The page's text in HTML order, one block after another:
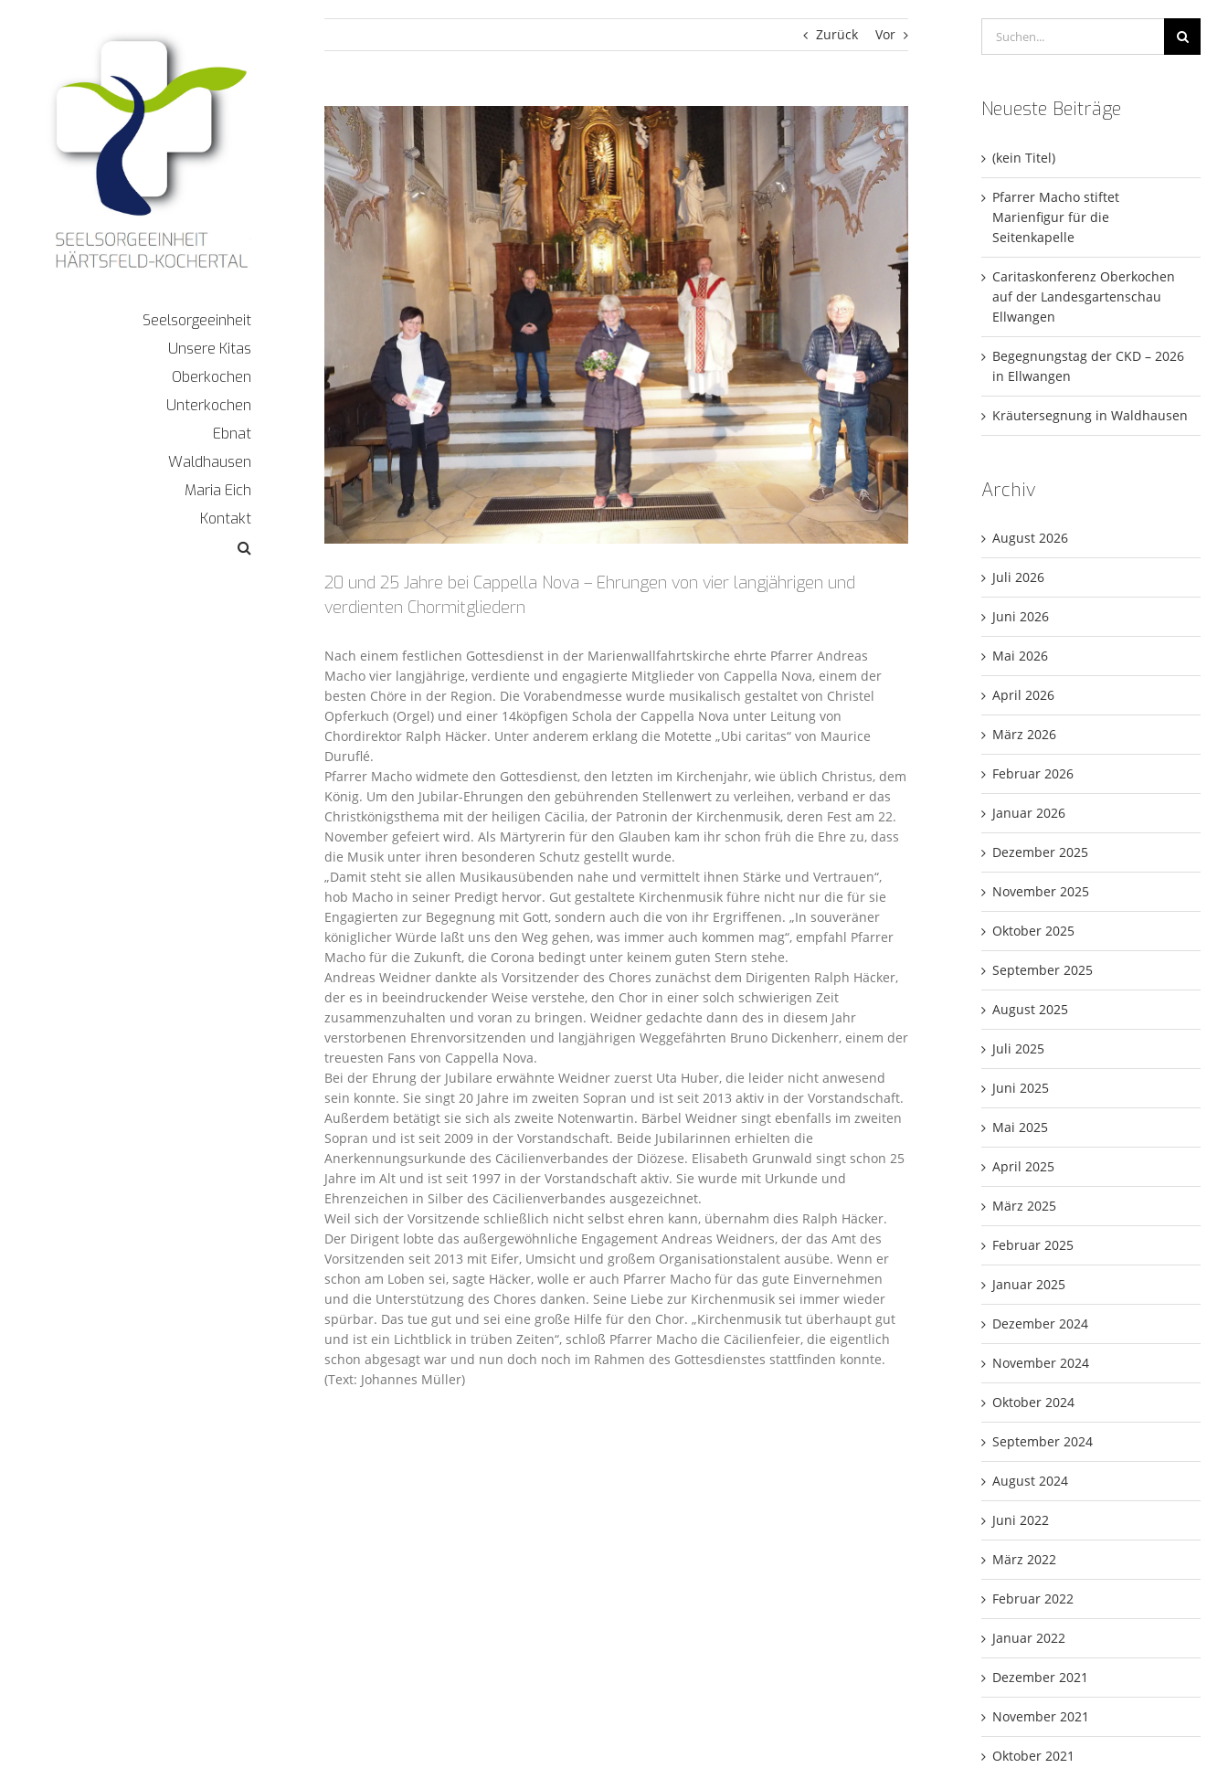
Seelsorgeeinheit
Unsere Kitas
Oberkochen
Unterkochen
Ebnat
Waldhausen
Maria Eich
Kontakt
Zurück Vor
Zeige
grösseres
Bild
20 und 25 Jahre bei Cappella Nova – Ehrungen von vier langjährigen und
verdienten Chormitgliedern
Nach einem festlichen Gottesdienst in der Marienwallfahrtskirche ehrte Pfarrer Andreas
Macho vier langjährige, verdiente und engagierte Mitglieder von Cappella Nova, einem der
besten Chöre in der Region. Die Vorabendmesse wurde musikalisch gestaltet von Christel
Opferkuch (Orgel) und einer 14köpfigen Schola der Cappella Nova unter Leitung von
Chordirektor Ralph Häcker. Unter anderem erklang die Motette „Ubi caritas“ von Maurice
Duruflé.
Pfarrer Macho widmete den Gottesdienst, den letzten im Kirchenjahr, wie üblich Christus, dem
König. Um den Jubilar-Ehrungen den gebührenden Stellenwert zu verleihen, verband er das
Christkönigsthema mit der heiligen Cäcilia, der Patronin der Kirchenmusik, deren Fest am 22.
November gefeiert wird. Als Märtyrerin für den Glauben kam ihr schon früh die Ehre zu, dass
die Musik unter ihren besonderen Schutz gestellt wurde.
„Damit steht sie allen Musikausübenden nahe und vermittelt ihnen Stärke und Vertrauen“,
hob Macho in seiner Predigt hervor. Gut gestaltete Kirchenmusik führe nicht nur die für sie
Engagierten zur Begegnung mit Gott, sondern auch die von ihr Ergriffenen. „In souveräner
königlicher Würde laßt uns den Weg gehen, was immer auch kommen mag“, empfahl Pfarrer
Macho für die Zukunft, die Corona bedingt unter keinem guten Stern stehe.
Andreas Weidner dankte als Vorsitzender des Chores zunächst dem Dirigenten Ralph Häcker,
der es in beeindruckender Weise verstehe, den Chor in einer solch schwierigen Zeit
zusammenzuhalten und voran zu bringen. Weidner gedachte dann des in diesem Jahr
verstorbenen Ehrenvorsitzenden und langjährigen Weggefährten Bruno Dickenherr, einem der
treuesten Fans von Cappella Nova.
Bei der Ehrung der Jubilare erwähnte Weidner zuerst Uta Huber, die leider nicht anwesend
sein konnte. Sie singt 20 Jahre im zweiten Sopran und ist seit 2013 aktiv in der Vorstandschaft.
Außerdem betätigt sie sich als zweite Notenwartin. Bärbel Weidner singt ebenfalls im zweiten
Sopran und ist seit 2009 in der Vorstandschaft. Beide Jubilarinnen erhielten die
Anerkennungsurkunde des Cäcilienverbandes der Diözese. Elisabeth Grunwald singt schon 25
Jahre im Alt und ist seit 1997 in der Vorstandschaft aktiv. Sie wurde mit Urkunde und
Ehrenzeichen in Silber des Cäcilienverbandes ausgezeichnet.
Weil sich der Vorsitzende schließlich nicht selbst ehren kann, übernahm dies Ralph Häcker.
Der Dirigent lobte das außergewöhnliche Engagement Andreas Weidners, der das Amt des
Vorsitzenden seit 2013 mit Eifer, Umsicht und großem Organisationstalent ausübe. Wenn er
schon am Loben sei, sagte Häcker, wolle er auch Pfarrer Macho für das gute Einvernehmen
und die Unterstützung des Chores danken. Seine Liebe zur Kirchenmusik sei immer wieder
spürbar. Das tue gut und sei eine große Hilfe für den Chor. „Kirchenmusik tut überhaupt gut
und ist ein Lichtblick in trüben Zeiten“, schloß Pfarrer Macho die Cäcilienfeier, die eigentlich
schon abgesagt war und nun doch noch im Rahmen des Gottesdienstes stattfinden konnte.
(Text: Johannes Müller)
nach:
Neueste Beiträge
(kein Titel)
Pfarrer Macho stiftet
Marienfigur für die
Seitenkapelle
Caritaskonferenz Oberkochen
auf der Landesgartenschau
Ellwangen
Begegnungstag der CKD – 2026
in Ellwangen
Kräutersegnung in Waldhausen
Archiv
August 2026
Juli 2026
Juni 2026
Mai 2026
April 2026
März 2026
Februar 2026
Januar 2026
Dezember 2025
November 2025
Oktober 2025
September 2025
August 2025
Juli 2025
Juni 2025
Mai 2025
April 2025
März 2025
Februar 2025
Januar 2025
Dezember 2024
November 2024
Oktober 2024
September 2024
August 2024
Juni 2022
März 2022
Februar 2022
Januar 2022
Dezember 2021
November 2021
Oktober 2021